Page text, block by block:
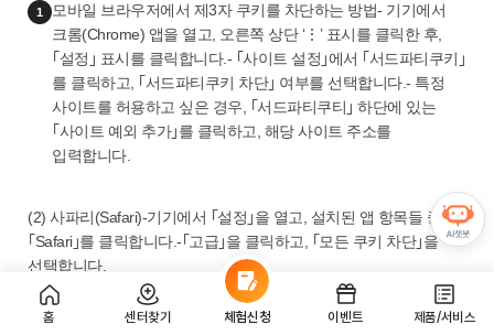
홈 센터찾기 체험신청 이벤트 제품/서비스
1
모바일 브라우저에서 제3자 쿠키를 차단하는 방법- 기기에서
크롬(Chrome) 앱을 열고, 오른쪽 상단 ‘⋮’ 표시를 클릭한 후,
｢설정｣ 표시를 클릭합니다.- ｢사이트 설정｣에서 ｢서드파티쿠키｣
를 클릭하고, ｢서드파티쿠키 차단｣ 여부를 선택합니다.- 특정
사이트를 허용하고 싶은 경우, ｢서드파티쿠티｣ 하단에 있는
｢사이트 예외 추가｣를 클릭하고, 해당 사이트 주소를
입력합니다.
(2) 사파리(Safari)-기기에서 ｢설정｣을 열고, 설치된 앱 항목들 중
｢Safari｣를 클릭합니다.-｢고급｣을 클릭하고, ｢모든 쿠키 차단｣을
선택합니다.
(3) 삼성인터넷